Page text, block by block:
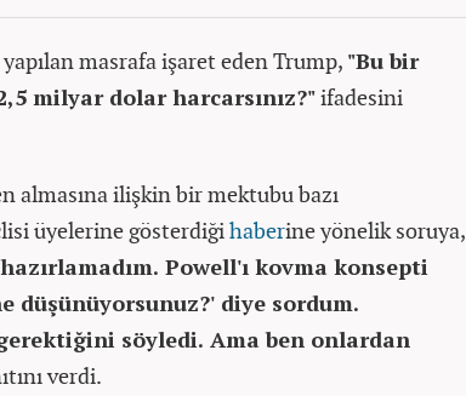
masrafa işaret eden Trump, "Bu bir
milyar dolar harcarsınız?"ifadesini
almasına ilişkin bir mektubu bazı
üyelerine gösterdiğihaberine yönelik soruya,
Powell'ı kovma konsepti
düşünüyorsunuz?' diye sordum.
söyledi. Ama ben onlardan
verdi.